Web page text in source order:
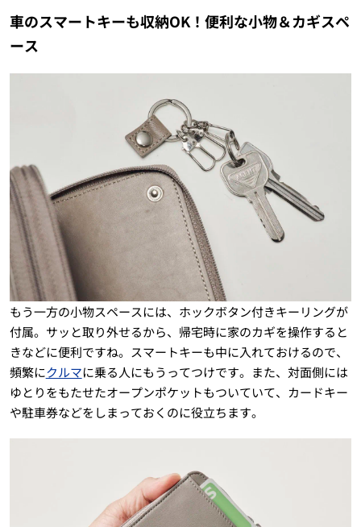
車のスマートキーも収納OK！便利な小物＆カギスペ
ース
もう一方の小物スペースには、ホックボタン付きキーリングが
付属。サッと取り外せるから、帰宅時に家のカギを操作すると
きなどに便利ですね。スマートキーも中に入れておけるので、
頻繁にクルマに乗る人にもうってつけです。また、対面側には
ゆとりをもたせたオープンポケットもついていて、カードキー
や駐車券などをしまっておくのに役立ちます。